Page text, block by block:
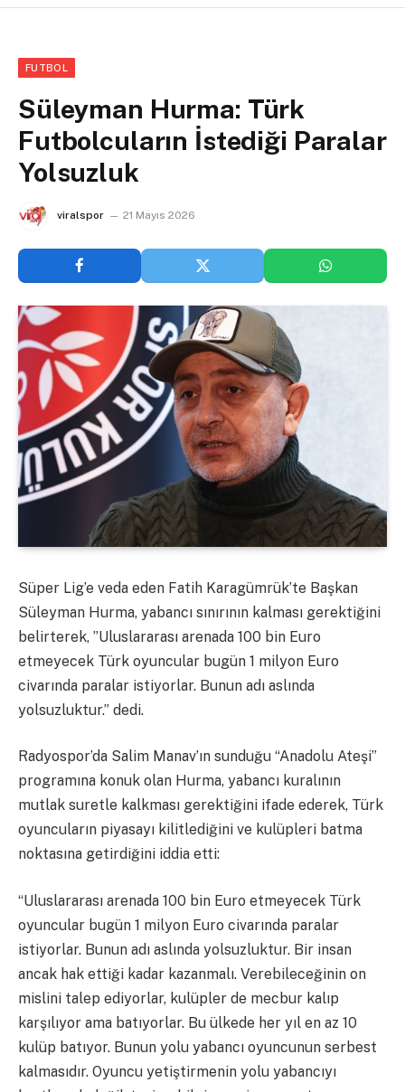
FUTBOL
Süleyman Hurma: Türk
Futbolcuların İstediği Paralar
Yolsuzluk
viralspor 21 Mayıs 2026
Süper Lig’e veda eden Fatih Karagümrük’te Başkan
Süleyman Hurma, yabancı sınırının kalması gerektiğini
belirterek, ”Uluslararası arenada 100 bin Euro
etmeyecek Türk oyuncular bugün 1 milyon Euro
civarında paralar istiyorlar. Bunun adı aslında
yolsuzluktur.” dedi.
Radyospor’da Salim Manav’ın sunduğu “Anadolu Ateşi”
programına konuk olan Hurma, yabancı kuralının
mutlak suretle kalkması gerektiğini ifade ederek, Türk
oyuncuların piyasayı kilitlediğini ve kulüpleri batma
noktasına getirdiğini iddia etti:
“Uluslararası arenada 100 bin Euro etmeyecek Türk
oyuncular bugün 1 milyon Euro civarında paralar
istiyorlar. Bunun adı aslında yolsuzluktur. Bir insan
ancak hak ettiği kadar kazanmalı. Verebileceğinin on
mislini talep ediyorlar, kulüpler de mecbur kalıp
karşılıyor ama batıyorlar. Bu ülkede her yıl en az 10
kulüp batıyor. Bunun yolu yabancı oyuncunun serbest
kalmasıdır. Oyuncu yetiştirmenin yolu yabancıyı